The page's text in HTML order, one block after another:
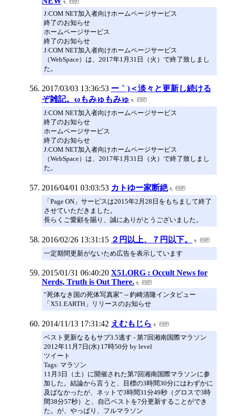
J:COM NET加入者向けホームページサービス
終了のお知らせ
ホームページサービス
終了のお知らせ
J:COM NET加入者向けホームページサービス
（WebSpace）は、2017年1月31日（火）で終了致しまし
た。
2017/03/03 13:36:53 ー｀)＜淡々と更新し続ける
ぞ雑記。ωもみゅもみゅ
J:COM NET加入者向けホームページサービス
終了のお知らせ
ホームページサービス
終了のお知らせ
J:COM NET加入者向けホームページサービス
（WebSpace）は、2017年1月31日（火）で終了致しまし
た。
2016/04/01 03:03:53 カトゆー家断絶
「Page ON」サービスは2015年2月28日をもちまして終了
させていただきました。
長らくご愛顧を賜り、誠にありがとうございました。
2016/02/26 13:31:15 ２円以上、７円以下。
一定期間更新がないため広告を表示しています
2015/01/31 06:40:20 X51.ORG : Occult News for
Nerds, Truth is Out There.
”死体なき国の死体写真家” -- 釣崎清隆インタビュー
「X51.EARTH」リリースのお知らせ
2014/11/13 17:31:42 えむもじら
ベスト更新なるもサブ3.5逃す - 第7回湘南国際マラソン
2012年11月7日(水) 17時50分 by level
ツイート
Tags: マラソン
11月3日（土）に開催された第7回湘南国際マラソンに参
加した。結論から言うと、目標の3時間30分にはわずかに
及ばなかったが、ネットで3時間31分49秒（グロスで3時
間38分57秒）と、自己ベストを7分更新することができ
た。が、やっぱり、フルマラソン